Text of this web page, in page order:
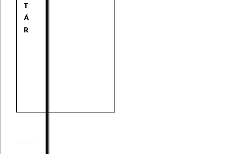
T
Á
R